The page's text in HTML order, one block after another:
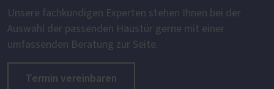
Unsere fachkundigen Experten stehen Ihnen bei der
Auswahl der passenden Haustür gerne mit einer
umfassenden Beratung zur Seite.
Termin vereinbaren